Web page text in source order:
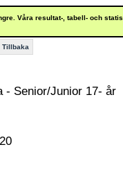
Våra resultat-, tabell- och
Tillbaka
- Senior/Junior 17- år